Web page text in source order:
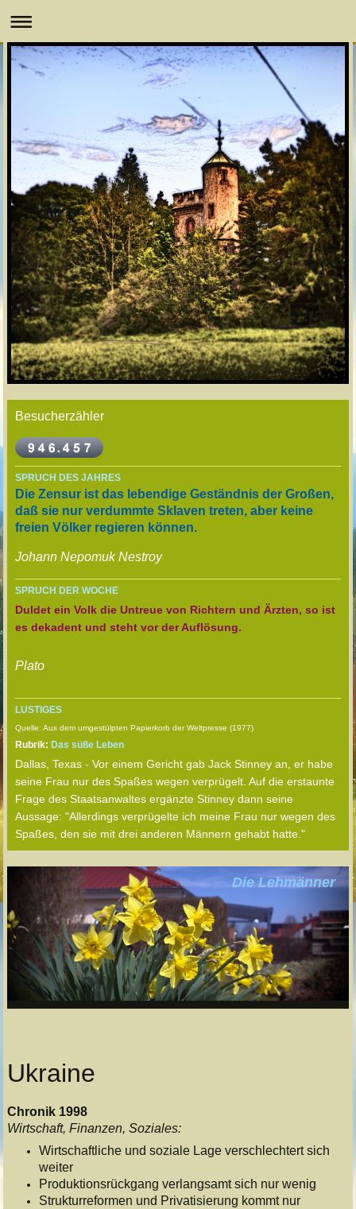
Besucherzähler
SPRUCH DES JAHRES
Die Zensur ist das lebendige Geständnis der Großen,
daß sie nur verdummte Sklaven treten, aber keine
freien Völker regieren können.
Johann Nepomuk Nestroy
SPRUCH DER WOCHE
Duldet ein Volk die Untreue von Richtern und Ärzten, so ist
es dekadent und steht vor der Auflösung.
Plato
LUSTIGES
Quelle: Aus dem umgestülpten Papierkorb der Weltpresse (1977)
Rubrik: Das süße Leben
Dallas, Texas - Vor einem Gericht gab Jack Stinney an, er habe
seine Frau nur des Spaßes wegen verprügelt. Auf die erstaunte
Frage des Staatsanwaltes ergänzte Stinney dann seine
Aussage: "Allerdings verprügelte ich meine Frau nur wegen des
Spaßes, den sie mit drei anderen Männern gehabt hatte."
Die Lehmänner
Ukraine
Chronik 1998
Wirtschaft, Finanzen, Soziales:
Wirtschaftliche und soziale Lage verschlechtert sich
weiter
Produktionsrückgang verlangsamt sich nur wenig
Strukturreformen und Privatisierung kommt nur